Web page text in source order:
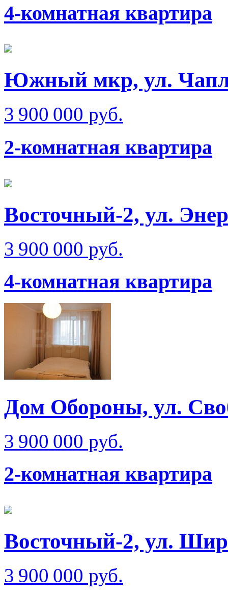
4-комнатная квартира
Южный мкр, ул.
3 900 000 руб.
2-комнатная квартира
Восточный-2, ул.
3 900 000 руб.
4-комнатная квартира
Дом Обороны, ул.
3 900 000 руб.
2-комнатная квартира
Восточный-2, ул.
3 900 000 руб.